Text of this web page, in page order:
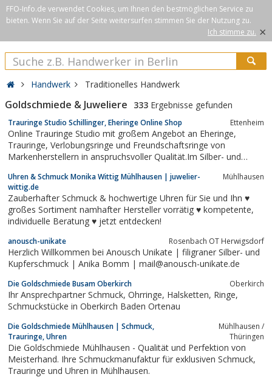
FFO-Info.de verwendet Cookies, um Ihnen den bestmöglichen Service zu
bieten. Wenn Sie auf der Seite weitersurfen stimmen Sie der Nutzung zu.
Ich stimme zu. ×
Handwerk Traditionelles Handwerk
Goldschmiede & Juweliere 333 Ergebnisse gefunden
Trauringe Studio Schillinger, Eheringe Online Shop Ettenheim
Online Trauringe Studio mit großem Angebot an Eheringe,
Trauringe, Verlobungsringe und Freundschaftsringe von
Markenherstellern in anspruchsvoller Qualität.Im Silber- und
Designern geführt.Auf der Suche nach dem perfekten Trauring,
beraten wir Sie gerne persönlich in...
Uhren & Schmuck Monika Wittig Mühlhausen | juwelier-
wittig.de
Mühlhausen
Zauberhafter Schmuck & hochwertige Uhren für Sie und Ihn ♥
großes Sortiment namhafter Hersteller vorrätig ♥ kompetente,
individuelle Beratung ♥ jetzt entdecken!
anousch-unikate Rosenbach OT Herwigsdorf
Herzlich Willkommen bei Anousch Unikate | filigraner Silber- und
Kupferschmuck | Anika Bomm | mail@anousch-unikate.de
Die Goldschmiede Busam Oberkirch Oberkirch
Ihr Ansprechpartner Schmuck, Ohrringe, Halsketten, Ringe,
Schmuckstücke in Oberkirch Baden Ortenau
Die Goldschmiede Mühlhausen | Schmuck,
Trauringe, Uhren
Mühlhausen /
Thüringen
Die Goldschmiede Mühlhausen - Qualität und Perfektion von
Meisterhand. Ihre Schmuckmanufaktur für exklusiven Schmuck,
Trauringe und Uhren in Mühlhausen.